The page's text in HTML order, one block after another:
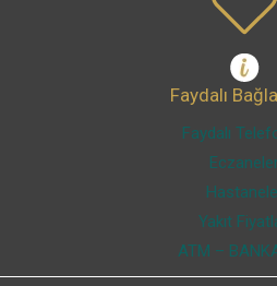
Faydalı
Faydalı
Yakıt
ATM –